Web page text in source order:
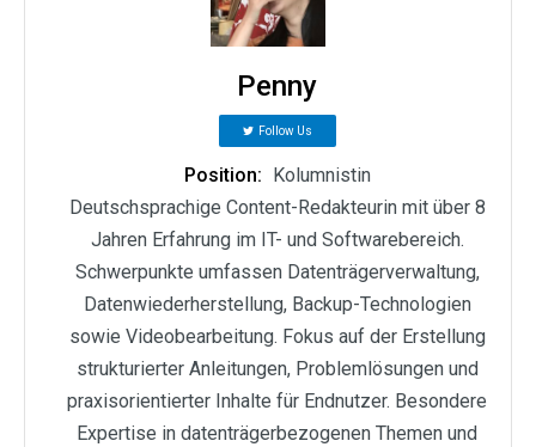
Penny
Follow Us
Position: Kolumnistin
Deutschsprachige Content-Redakteurin mit über 8
Jahren Erfahrung im IT- und Softwarebereich.
Schwerpunkte umfassen Datenträgerverwaltung,
Datenwiederherstellung, Backup-Technologien
sowie Videobearbeitung. Fokus auf der Erstellung
strukturierter Anleitungen, Problemlösungen und
praxisorientierter Inhalte für Endnutzer. Besondere
Expertise in datenträgerbezogenen Themen und